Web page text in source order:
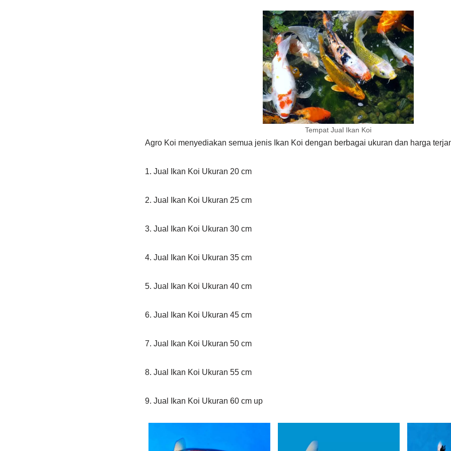
Tempat Jual Ikan Koi
Agro Koi menyediakan semua jenis Ikan Koi dengan berbagai ukuran dan harga
1. Jual Ikan Koi Ukuran 20 cm
2. Jual Ikan Koi Ukuran 25 cm
3. Jual Ikan Koi Ukuran 30 cm
4. Jual Ikan Koi Ukuran 35 cm
5. Jual Ikan Koi Ukuran 40 cm
6. Jual Ikan Koi Ukuran 45 cm
7. Jual Ikan Koi Ukuran 50 cm
8. Jual Ikan Koi Ukuran 55 cm
9. Jual Ikan Koi Ukuran 60 cm up